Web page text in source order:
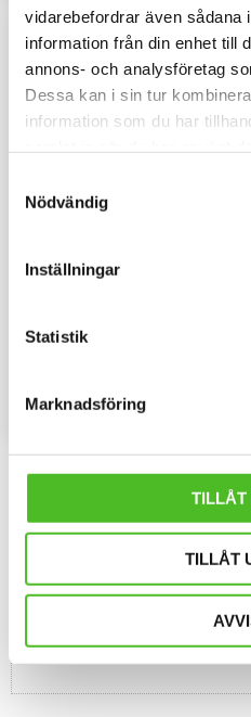
vidarebefordrar även sådana
information från din enhet till
annons- och analysföretag
Dessa kan i sin tur
information som du har
Nödvändig
Inställningar
Statistik
Marknadsföring
TILLÅT
TILLÅT
Dekal med Golden
3D-variant med Golden Retriever
INFO